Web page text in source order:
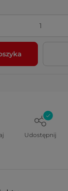
Udostępnij